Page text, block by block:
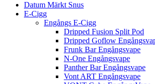
Datum Märkt Snus
E-Cigg
Engångs E-Cigg
Dripped Fusion Split Pod
Dripped Goflow
Frunk Bar Engångsvape
N-One Engångsvape
Panther Bar Engångsvape
Vont ART Engångsvape